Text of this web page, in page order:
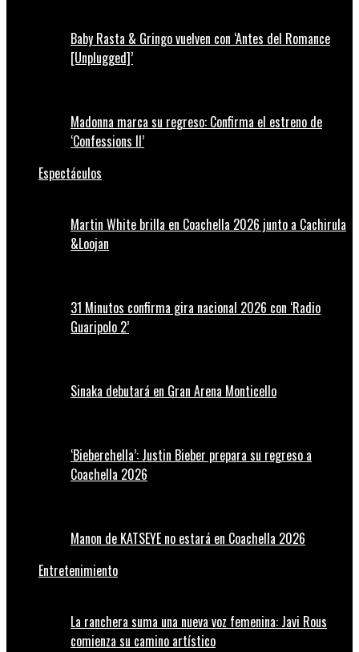
Baby Rasta & Gringo vuelven con ‘Antes del Romance
[Unplugged]’
Madonna marca su regreso: Confirma el estreno de
‘Confessions II’
Espectáculos
Martin White brilla en Coachella 2026 junto a Cachirula
&Loojan
31 Minutos confirma gira nacional 2026 con ‘Radio
Guaripolo 2’
Sinaka debutará en Gran Arena Monticello
‘Bieberchella’: Justin Bieber prepara su regreso a
Coachella 2026
Manon de KATSEYE no estará en Coachella 2026
Entretenimiento
La ranchera suma una nueva voz femenina: Javi Rous
comienza su camino artístico